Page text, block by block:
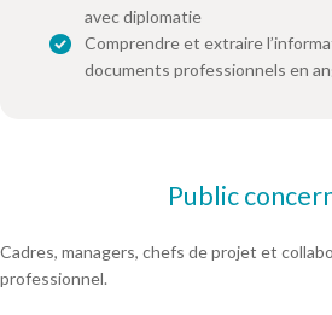
avec diplomatie
Comprendre et extraire
documents professionnels en
Public
Cadres, managers, chefs de projet et
professionnel.